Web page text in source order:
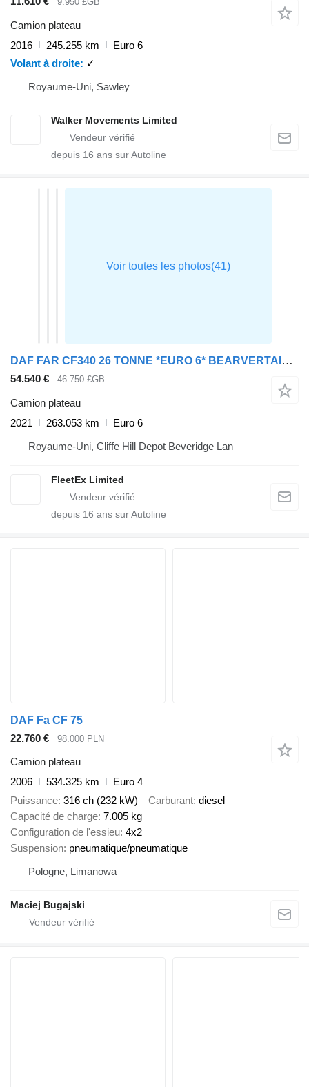
Camion plateau
2016
245.255 km
Euro 6
Volant à droite
✓
Royaume-Uni, Sawley
Walker Movements Limited
depuis 16 ans sur Autoline
DAF FAR CF340 26 TONNE *EURO 6* BEARVERTAIL 2021 – PN71 GKA
54.540 € 46.750 £GB
Camion plateau
2021
263.053 km
Euro 6
Royaume-Uni, Cliffe Hill Depot Beveridge Lan
FleetEx Limited
depuis 16 ans sur Autoline
DAF Fa CF 75
22.760 €
98.000 PLN
Camion plateau
2006
534.325 km
Euro 4
Puissance 316 ch (232 kW) Carburant diesel
Capacité de charge 7.005 kg
Configuration de l'essieu 4x2
Suspension pneumatique/pneumatique
Pologne, Limanowa
Maciej Bugajski